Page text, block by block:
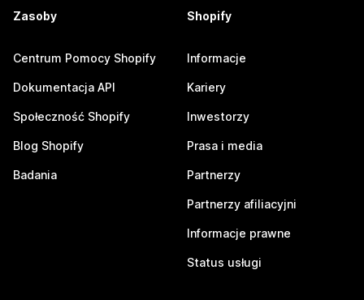
Zasoby
Centrum Pomocy Shopify
Dokumentacja API
Społeczność Shopify
Blog Shopify
Badania
Shopify
Informacje
Kariery
Inwestorzy
Prasa i media
Partnerzy
Partnerzy afiliacyjni
Informacje prawne
Status usługi